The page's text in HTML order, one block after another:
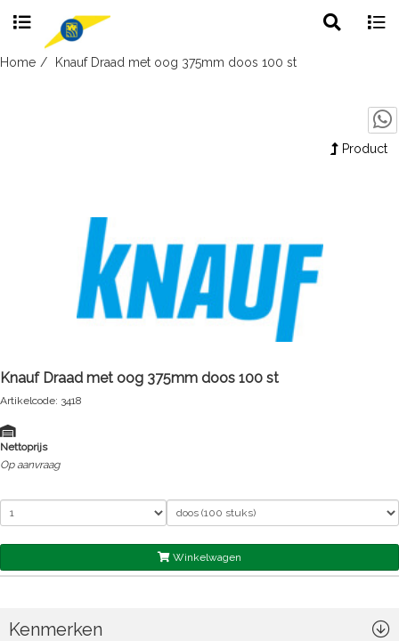
Skip
Home Knauf Draad met oog 375mm doos 100 st
Product
Knauf Draad met oog 375mm doos 100 st
Artikelcode: 3418
Nettoprijs
Op aanvraag
Winkelwagen
Kenmerken